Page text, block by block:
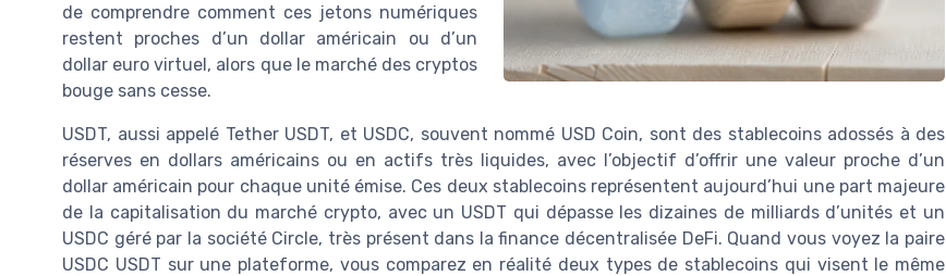
de comprendre comment ces jetons numériques
restent proches d’un dollar américain ou d’un
dollar euro virtuel, alors que le marché des cryptos
bouge sans cesse.
USDT, aussi appelé Tether USDT, et USDC, souvent nommé USD Coin, sont des stablecoins adossés à des
réserves en dollars américains ou en actifs très liquides, avec l’objectif d’offrir une valeur proche d’un
dollar américain pour chaque unité émise. Ces deux stablecoins représentent aujourd’hui une part majeure
de la capitalisation du marché crypto, avec un USDT qui dépasse les dizaines de milliards d’unités et un
USDC géré par la société Circle, très présent dans la finance décentralisée DeFi. Quand vous voyez la paire
USDC USDT sur une plateforme, vous comparez en réalité deux types de stablecoins qui visent le même